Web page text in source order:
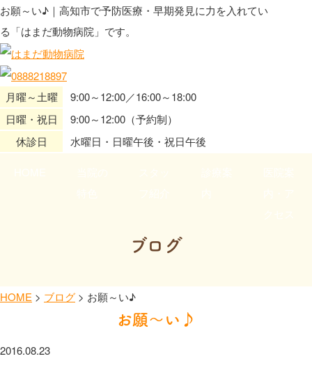
お願～い♪｜高知市で予防医療・早期発見に力を入れてい
る「はまだ動物病院」です。
月曜～土曜
9:00～12:00／16:00～18:00
日曜・祝日
9:00～12:00（予約制）
休診日
水曜日・日曜午後・祝日午後
ブログ
HOME > ブログ > お願～い♪
お願～い♪
2016.08.23